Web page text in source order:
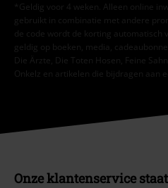
*Geldig voor 4 weken. Alleen online
gebruikt in combinatie met andere
de code wordt de korting
geldig op boeken, media,
Die Ärzte, Die Toten Hosen, Feine
Onkelz en artikelen die bijdragen aan
Onze klantenservice